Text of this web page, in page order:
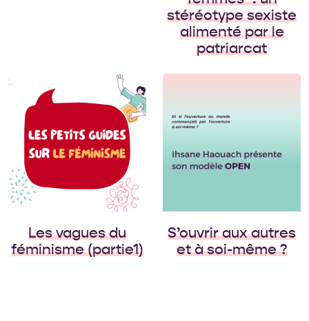
stéréotype sexiste
alimenté par le
patriarcat
Les vagues du
féminisme (partie1)
Le jeudi 23 novembre
2023 s’est tenu notre
conférence de
l’automne. Ihsane
Haouach en était
l’invitée et elle nous a
présenté son livre et
son idée de modèle
répondant à […]
S’ouvrir aux autres
et à soi-même ?